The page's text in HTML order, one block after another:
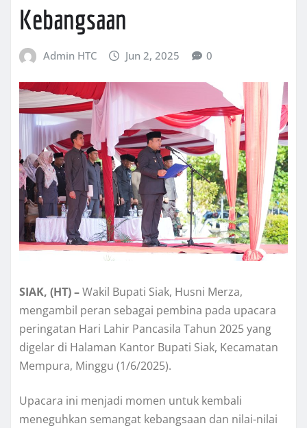
Kebangsaan
Admin HTC Jun 2, 2025 0
SIAK, (HT) –Wakil Bupati Siak, Husni Merza,
mengambil peran sebagai pembina pada upacara
peringatan Hari Lahir Pancasila Tahun 2025 yang
digelar di Halaman Kantor Bupati Siak, Kecamatan
Mempura, Minggu (1/6/2025).
Upacara ini menjadi momen untuk kembali
meneguhkan semangat kebangsaan dan nilai-nilai